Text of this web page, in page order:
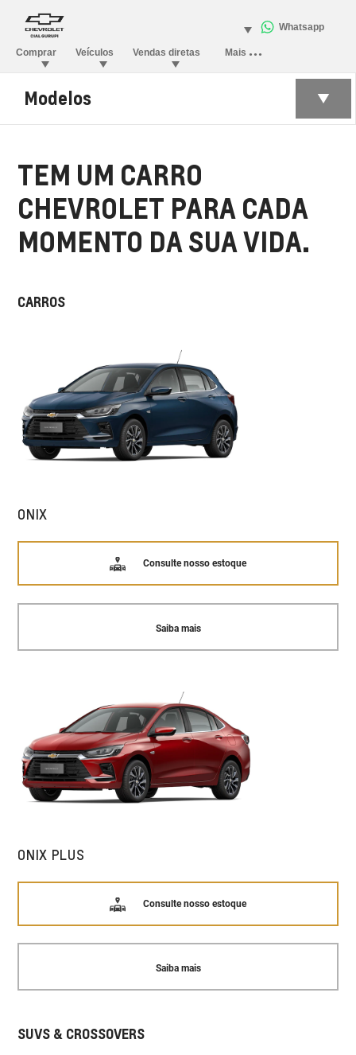
Modelos
TEM UM CARRO
CHEVROLET PARA CADA
MOMENTO DA SUA VIDA.
CARROS
ONIX
Consulte nosso estoque
Saiba mais
ONIX PLUS
Consulte nosso estoque
Saiba mais
SUVS & CROSSOVERS